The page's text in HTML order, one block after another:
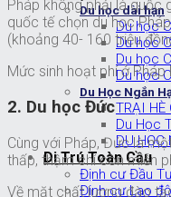
Du học dài hạn
Du học
Du học
Du học
Du học
Du Học Ngắn
TRẠI HÈ
Du Học
DU HỌC
Di Trú Toàn Cầu
Định cư Đầu
Định cư Lao
Pháp không phải là quốc
quốc tế chọn du học
(khoảng 40- 160 triệu
Mức sinh hoạt phí ở
2. Du học Đức
Cùng với Pháp, Đức là
thấp, thậm chí còn miễn
Về mặt chất lượng đào